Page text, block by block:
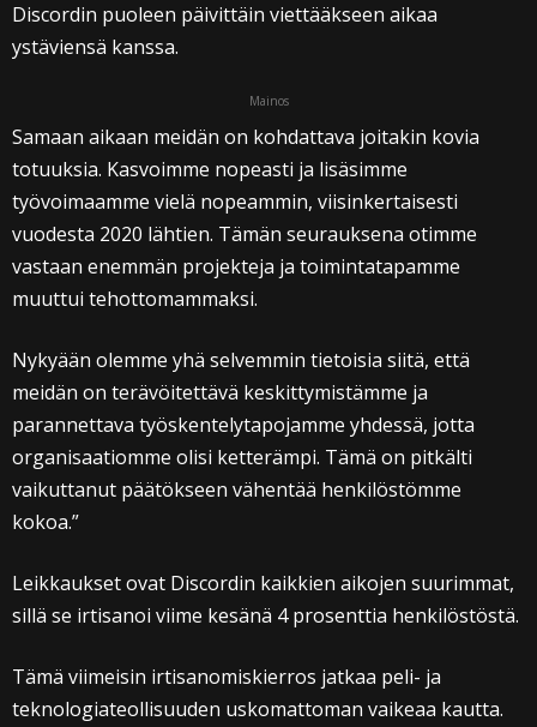
Discordin puoleen päivittäin viettääkseen aikaa
ystäviensä kanssa.
Mainos
Samaan aikaan meidän on kohdattava joitakin kovia
totuuksia. Kasvoimme nopeasti ja lisäsimme
työvoimaamme vielä nopeammin, viisinkertaisesti
vuodesta 2020 lähtien. Tämän seurauksena otimme
vastaan enemmän projekteja ja toimintatapamme
muuttui tehottomammaksi.
Nykyään olemme yhä selvemmin tietoisia siitä, että
meidän on terävöitettävä keskittymistämme ja
parannettava työskentelytapojamme yhdessä, jotta
organisaatiomme olisi ketterämpi. Tämä on pitkälti
vaikuttanut päätökseen vähentää henkilöstömme
kokoa.”
Leikkaukset ovat Discordin kaikkien aikojen suurimmat,
sillä se irtisanoi viime kesänä 4 prosenttia henkilöstöstä.
Tämä viimeisin irtisanomiskierros jatkaa peli- ja
teknologiateollisuuden uskomattoman vaikeaa kautta.